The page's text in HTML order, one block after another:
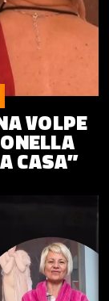
VOLPE
CASA”